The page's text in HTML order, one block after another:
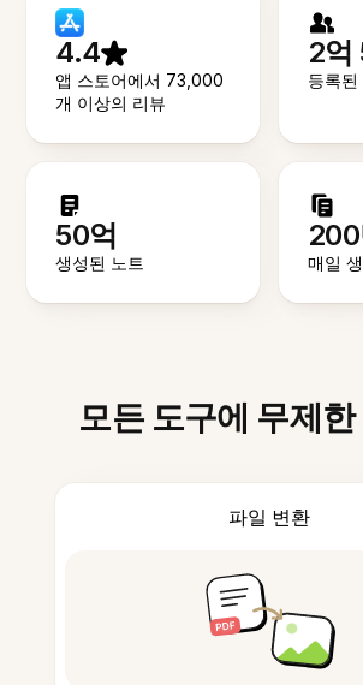
4.4
앱 스토어에서 73,000
개 이상의 리뷰
2억
등록
50억
생성된 노트 매일
모든 도구에 무제
파일 변환